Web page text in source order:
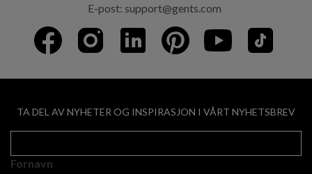
E-post: support@gents.com
TA DEL AV NYHETER OG INSPIRASJON I VÅRT NYHETSBREV
Fornavn